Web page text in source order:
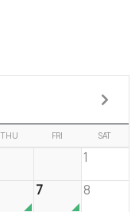
THU FRI SAT
1
7
8